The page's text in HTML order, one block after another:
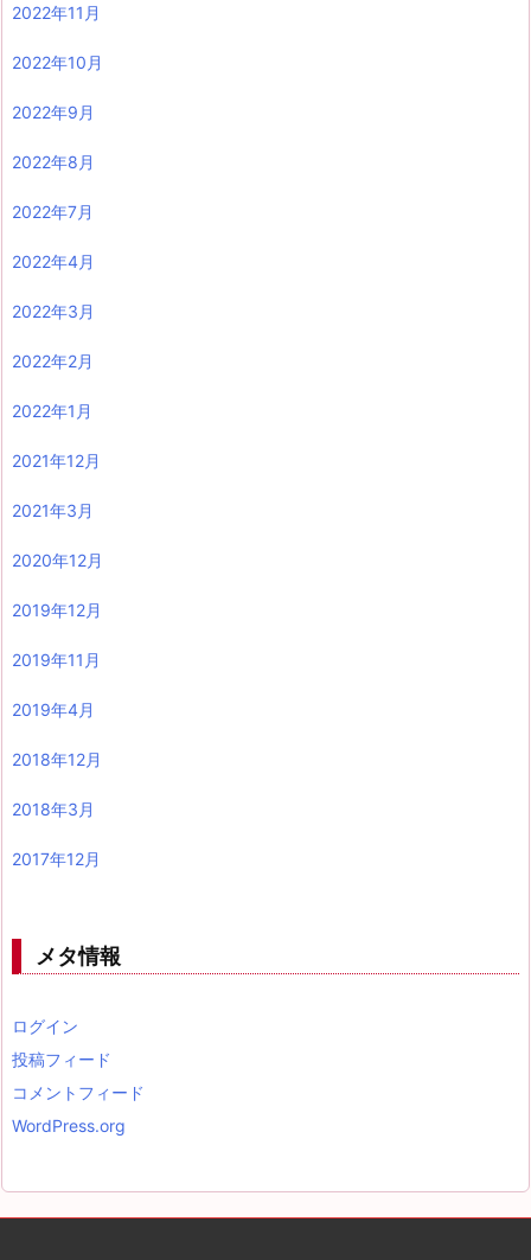
2022年11月
2022年10月
2022年9月
2022年8月
2022年7月
2022年4月
2022年3月
2022年2月
2022年1月
2021年12月
2021年3月
2020年12月
2019年12月
2019年11月
2019年4月
2018年12月
2018年3月
2017年12月
メタ情報
ログイン
投稿フィード
コメントフィード
WordPress.org